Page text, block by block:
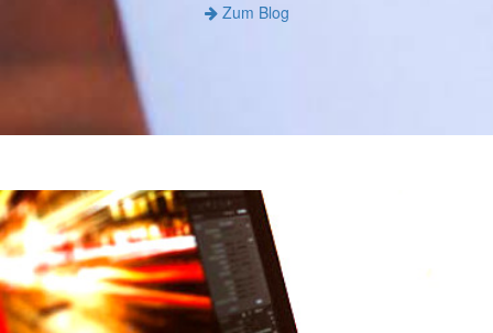
Zum Blog